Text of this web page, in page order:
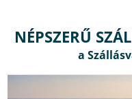
NÉPSZERŰ